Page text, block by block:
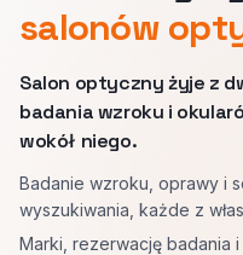
salonów
Salon optyczny żyje z
badania wzroku i
wokół niego.
Badanie wzroku, oprawy i
wyszukiwania, każde z
Marki, rezerwację badania